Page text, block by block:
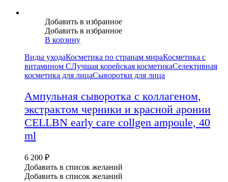
Добавить в избранное
Добавить в избранное
В корзину
Виды уходаКосметика по странам мираКосметика с
витамином СЛучшая корейская косметикаСелективная
косметика для лицаСыворотки для лица
Ампульная сыворотка с коллагеном,
экстрактом черники и красной аронии
CELLBN early care collgen ampoule, 40
ml
6 200 ₽
Добавить в список желаний
Добавить в список желаний